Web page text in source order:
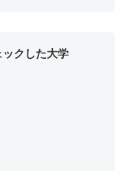
クした大学